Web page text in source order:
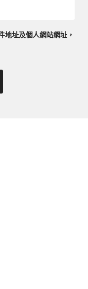
地址及個人網站網址，